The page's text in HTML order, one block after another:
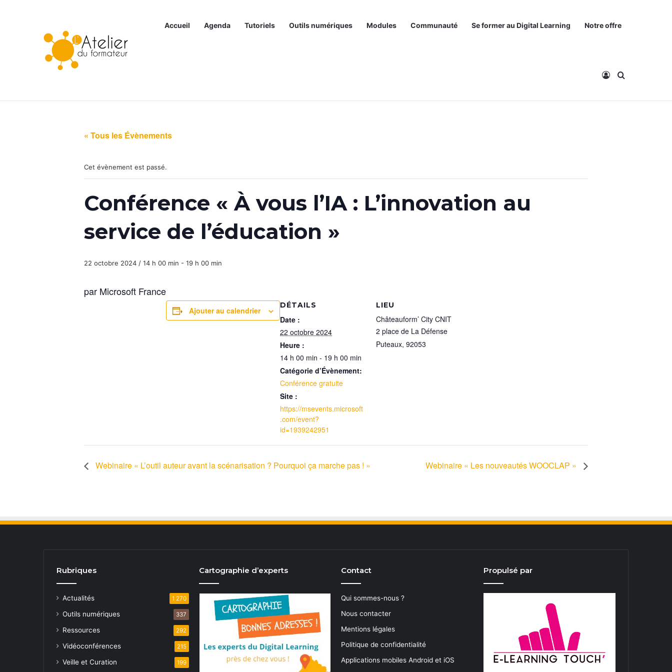
Accueil Agenda Tutoriels Outils numériques Modules Communauté Se former au Digital Learning Notre offre
Connexion
Rechercher
« Tous les Évènements
Cet évènement est passé.
Conférence « À vous l’IA : L’innovation au
service de l’éducation »
22 octobre 2024 / 14 h 00 min - 19 h 00 min
par Microsoft France
Ajouter au calendrier
DÉTAILS
Date :
22 octobre 2024
Heure :
14 h 00 min - 19 h 00 min
Catégorie d’Évènement:
Conférence gratuite
Site :
https://msevents.microsoft
.com/event?
id=1939242951
LIEU
Châteauform’ City CNIT
2 place de La Défense
Puteaux, 92053
Webinaire « L’outil auteur avant la scénarisation ? Pourquoi ça marche pas ! » Webinaire « Les nouveautés WOOCLAP »
Rubriques
Actualités 1 270
Outils numériques 337
Ressources 292
Vidéoconférences 215
Veille et Curation 199
Cartographie d’experts Contact
Qui sommes-nous ?
Nous contacter
Mentions légales
Politique de confidentialité
Applications mobiles Android et iOS
Propulsé par